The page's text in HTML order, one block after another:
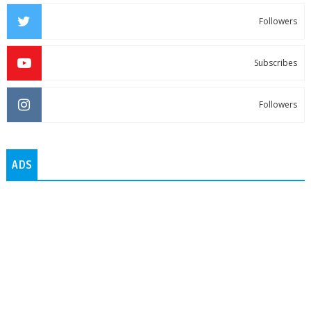
Followers
Subscribes
Followers
ADS